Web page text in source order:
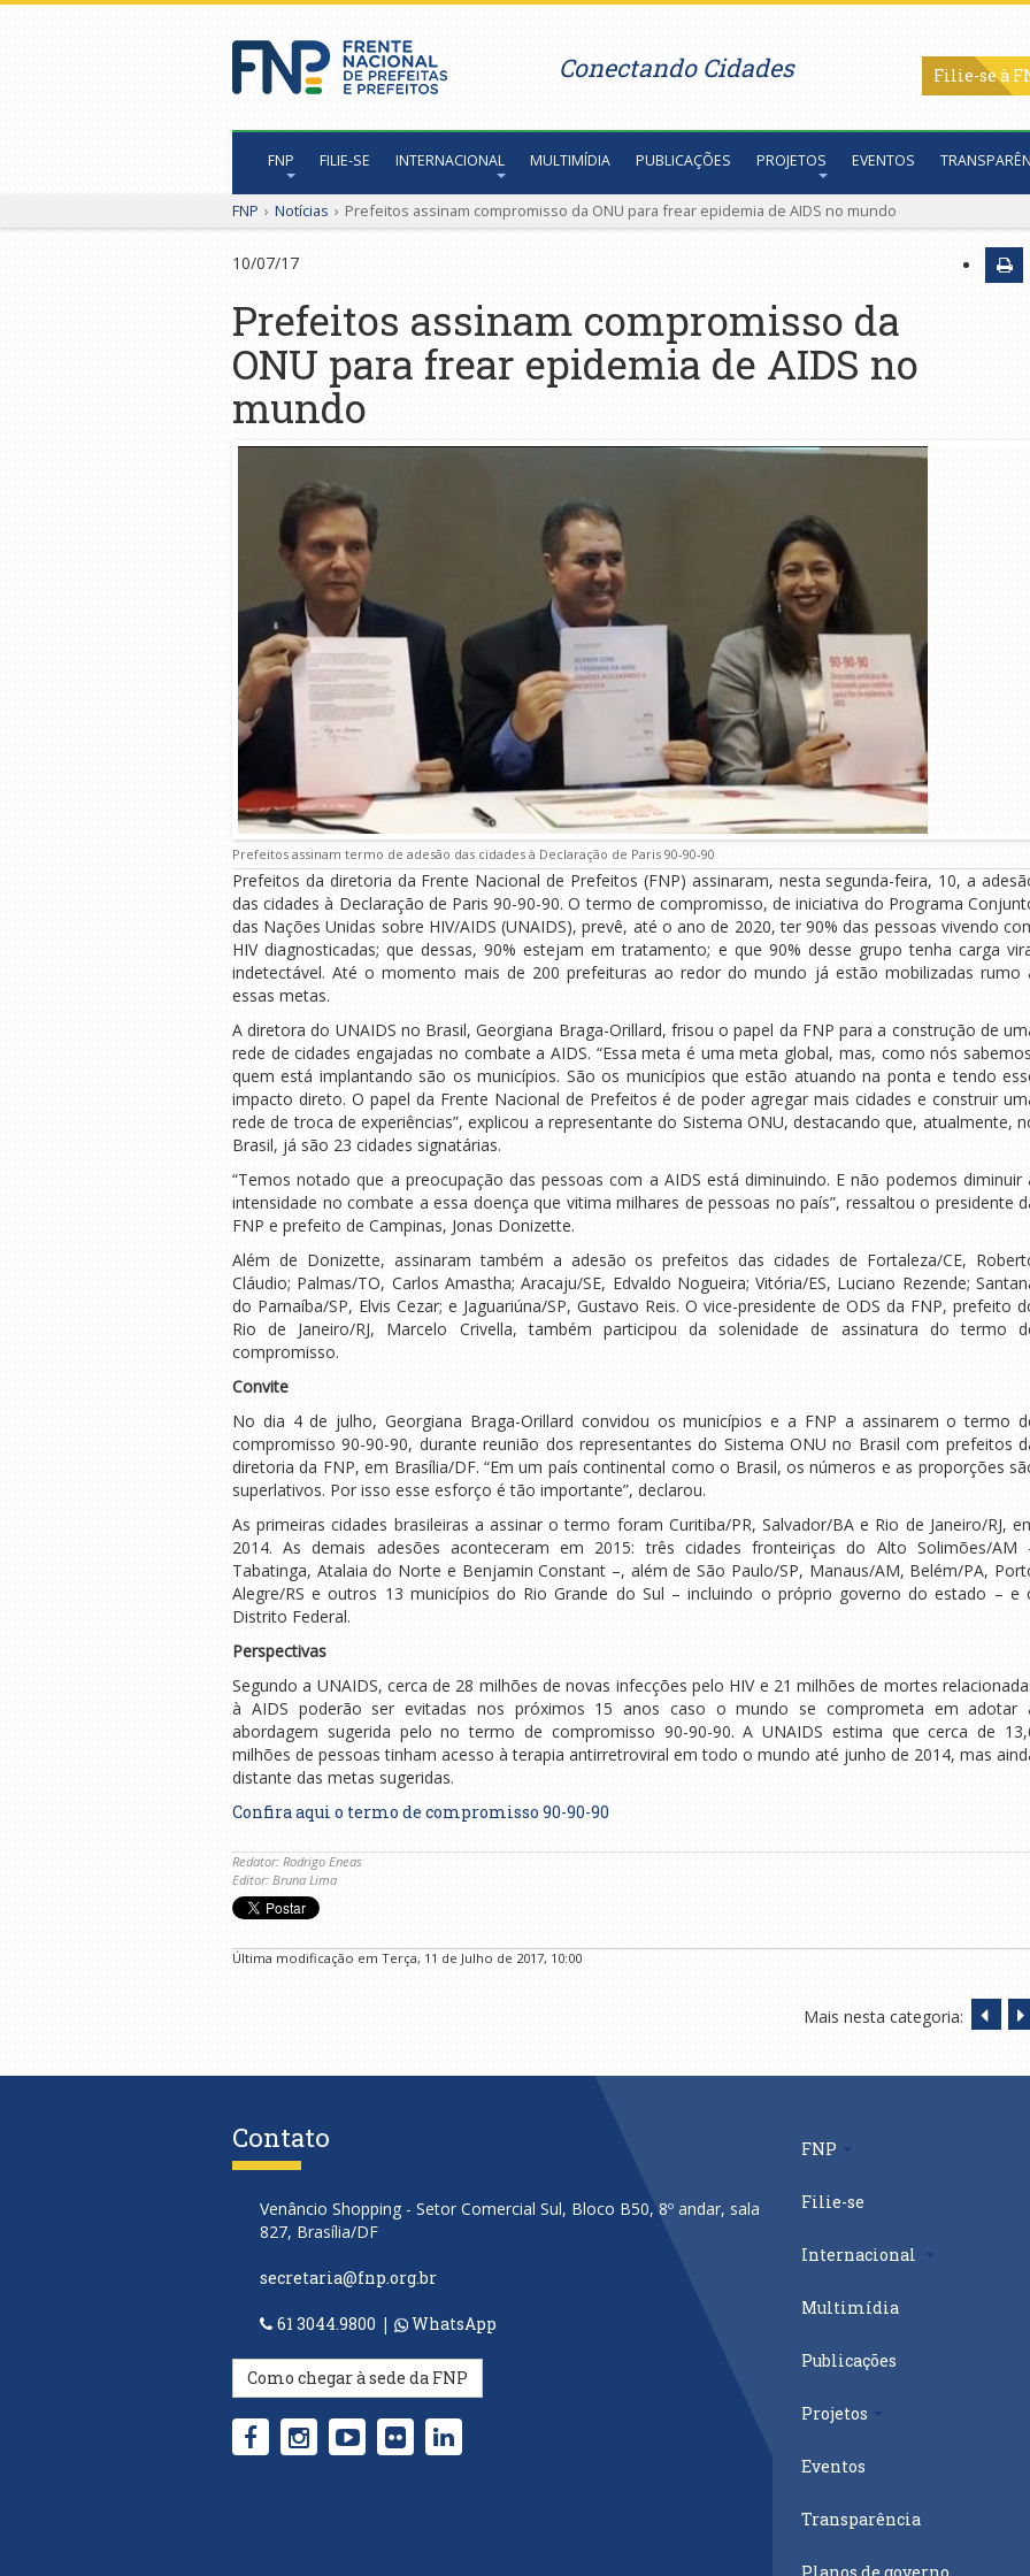
Conectando Cidades Filie-se
FNP FILIE-SE INTERNACIONAL MULTIMÍDIA PUBLICAÇÕES PROJETOS EVENTOS
FNP › Notícias › Prefeitos assinam compromisso da ONU para frear epidemia de AIDS no mundo
10/07/17
Prefeitos assinam compromisso da
ONU para frear epidemia de AIDS no
mundo
Prefeitos assinam termo de adesão das cidades à Declaração de Paris 90-90-90
Prefeitos da diretoria da Frente Nacional de Prefeitos (FNP) assinaram, nesta segunda-feira, 10, a
das cidades à Declaração de Paris 90-90-90. O termo de compromisso, de iniciativa do Programa
das Nações Unidas sobre HIV/AIDS (UNAIDS), prevê, até o ano de 2020, ter 90% das pessoas vivendo
HIV diagnosticadas; que dessas, 90% estejam em tratamento; e que 90% desse grupo tenha carga
indetectável. Até o momento mais de 200 prefeituras ao redor do mundo já estão mobilizadas rumo
essas metas.
A diretora do UNAIDS no Brasil, Georgiana Braga-Orillard, frisou o papel da FNP para a construção de
rede de cidades engajadas no combate a AIDS. “Essa meta é uma meta global, mas, como nós
quem está implantando são os municípios. São os municípios que estão atuando na ponta e tendo
impacto direto. O papel da Frente Nacional de Prefeitos é de poder agregar mais cidades e construir
rede de troca de experiências”, explicou a representante do Sistema ONU, destacando que, atualmente,
Brasil, já são 23 cidades signatárias.
“Temos notado que a preocupação das pessoas com a AIDS está diminuindo. E não podemos diminuir
intensidade no combate a essa doença que vitima milhares de pessoas no país”, ressaltou o presidente
FNP e prefeito de Campinas, Jonas Donizette.
Além de Donizette, assinaram também a adesão os prefeitos das cidades de Fortaleza/CE,
Cláudio; Palmas/TO, Carlos Amastha; Aracaju/SE, Edvaldo Nogueira; Vitória/ES, Luciano Rezende;
do Parnaíba/SP, Elvis Cezar; e Jaguariúna/SP, Gustavo Reis. O vice-presidente de ODS da FNP, prefeito
Rio de Janeiro/RJ, Marcelo Crivella, também participou da solenidade de assinatura do termo
compromisso.
Convite
No dia 4 de julho, Georgiana Braga-Orillard convidou os municípios e a FNP a assinarem o termo
compromisso 90-90-90, durante reunião dos representantes do Sistema ONU no Brasil com prefeitos
diretoria da FNP, em Brasília/DF. “Em um país continental como o Brasil, os números e as proporções
superlativos. Por isso esse esforço é tão importante”, declarou.
As primeiras cidades brasileiras a assinar o termo foram Curitiba/PR, Salvador/BA e Rio de Janeiro/RJ,
2014. As demais adesões aconteceram em 2015: três cidades fronteiriças do Alto Solimões/AM
Tabatinga, Atalaia do Norte e Benjamin Constant –, além de São Paulo/SP, Manaus/AM, Belém/PA,
Alegre/RS e outros 13 municípios do Rio Grande do Sul – incluindo o próprio governo do estado – e
Distrito Federal.
Perspectivas
Segundo a UNAIDS, cerca de 28 milhões de novas infecções pelo HIV e 21 milhões de mortes
à AIDS poderão ser evitadas nos próximos 15 anos caso o mundo se comprometa em adotar
abordagem sugerida pelo no termo de compromisso 90-90-90. A UNAIDS estima que cerca de
milhões de pessoas tinham acesso à terapia antirretroviral em todo o mundo até junho de 2014, mas
distante das metas sugeridas.
Confira aqui o termo de compromisso 90-90-90
Redator: Rodrigo Eneas
Editor: Bruna Lima
Última modificação em Terça, 11 de Julho de 2017, 10:00
Mais nesta categoria:
Contato
Venâncio Shopping - Setor Comercial Sul, Bloco B50, 8º andar, sala
827, Brasília/DF
secretaria@fnp.org.br
61 3044.9800 | WhatsApp
Como chegar à sede da FNP
FNP
Filie-se
Internacional
Multimídia
Publicações
Projetos
Eventos
Transparência